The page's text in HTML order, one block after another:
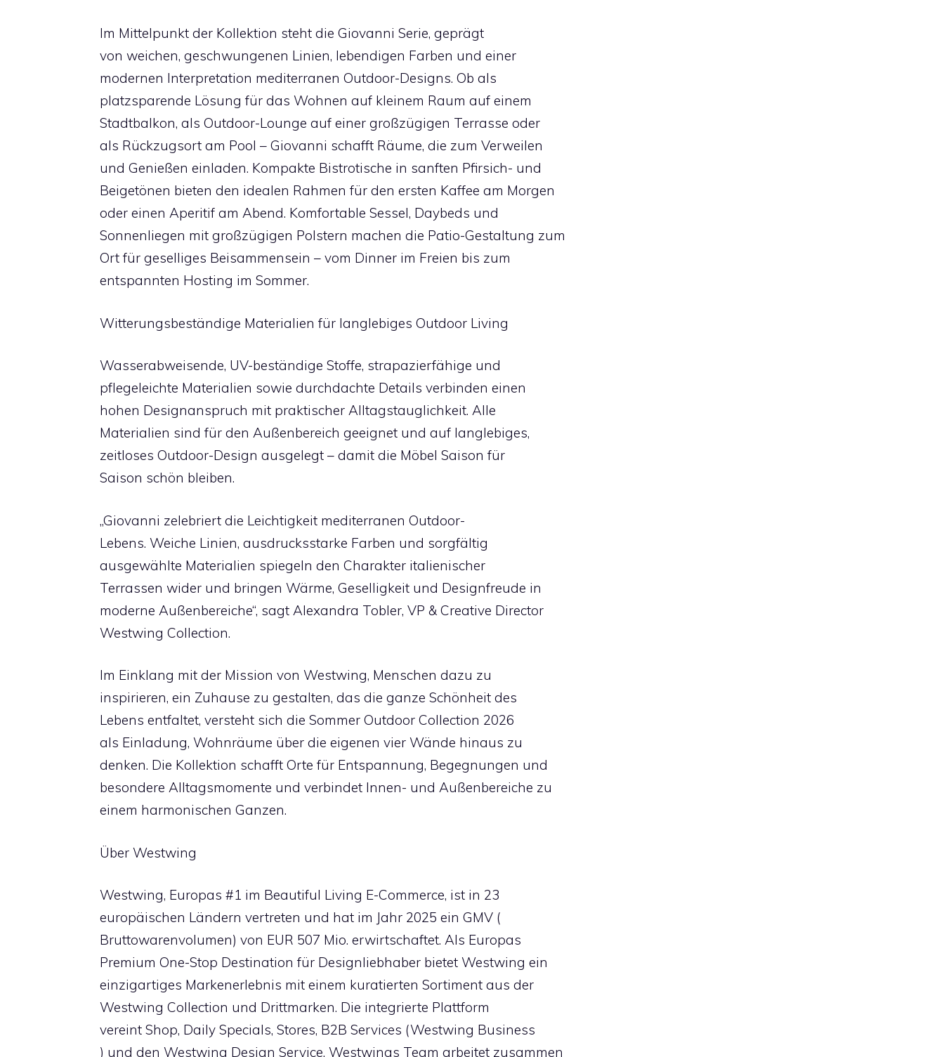
Im Mittelpunkt der Kollektion steht die Giovanni Serie, geprägt
von weichen, geschwungenen Linien, lebendigen Farben und einer
modernen Interpretation mediterranen Outdoor-Designs. Ob als
platzsparende Lösung für das Wohnen auf kleinem Raum auf einem
Stadtbalkon, als Outdoor-Lounge auf einer großzügigen Terrasse oder
als Rückzugsort am Pool – Giovanni schafft Räume, die zum Verweilen
und Genießen einladen. Kompakte Bistrotische in sanften Pfirsich- und
Beigetönen bieten den idealen Rahmen für den ersten Kaffee am Morgen
oder einen Aperitif am Abend. Komfortable Sessel, Daybeds und
Sonnenliegen mit großzügigen Polstern machen die Patio-Gestaltung zum
Ort für geselliges Beisammensein – vom Dinner im Freien bis zum
entspannten Hosting im Sommer.
Witterungsbeständige Materialien für langlebiges Outdoor Living
Wasserabweisende, UV-beständige Stoffe, strapazierfähige und
pflegeleichte Materialien sowie durchdachte Details verbinden einen
hohen Designanspruch mit praktischer Alltagstauglichkeit. Alle
Materialien sind für den Außenbereich geeignet und auf langlebiges,
zeitloses Outdoor-Design ausgelegt – damit die Möbel Saison für
Saison schön bleiben.
„Giovanni zelebriert die Leichtigkeit mediterranen Outdoor-
Lebens. Weiche Linien, ausdrucksstarke Farben und sorgfältig
ausgewählte Materialien spiegeln den Charakter italienischer
Terrassen wider und bringen Wärme, Geselligkeit und Designfreude in
moderne Außenbereiche“, sagt Alexandra Tobler, VP & Creative Director
Westwing Collection.
Im Einklang mit der Mission von Westwing, Menschen dazu zu
inspirieren, ein Zuhause zu gestalten, das die ganze Schönheit des
Lebens entfaltet, versteht sich die Sommer Outdoor Collection 2026
als Einladung, Wohnräume über die eigenen vier Wände hinaus zu
denken. Die Kollektion schafft Orte für Entspannung, Begegnungen und
besondere Alltagsmomente und verbindet Innen- und Außenbereiche zu
einem harmonischen Ganzen.
Über Westwing
Westwing, Europas #1 im Beautiful Living E-Commerce, ist in 23
europäischen Ländern vertreten und hat im Jahr 2025 ein GMV (
Bruttowarenvolumen) von EUR 507 Mio. erwirtschaftet. Als Europas
Premium One-Stop Destination für Designliebhaber bietet Westwing ein
einzigartiges Markenerlebnis mit einem kuratierten Sortiment aus der
Westwing Collection und Drittmarken. Die integrierte Plattform
vereint Shop, Daily Specials, Stores, B2B Services (Westwing Business
) und den Westwing Design Service. Westwings Team arbeitet zusammen